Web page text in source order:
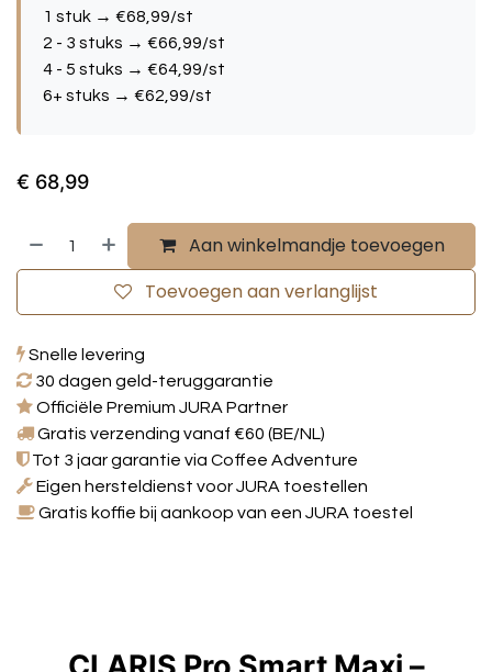
1 stuk → €68,99/st
2 - 3 stuks → €66,99/st
4 - 5 stuks → €64,99/st
6+ stuks → €62,99/st
€ 68,99
Aan winkelmandje toevoegen
Toevoegen aan verlanglijst
Snelle levering
30 dagen geld-teruggarantie
Officiële Premium JURA Partner
Gratis verzending vanaf €60 (BE/NL)
Tot 3 jaar garantie via Coffee Adventure
Eigen hersteldienst voor JURA toestellen
Gratis koffie bij aankoop van een JURA toestel